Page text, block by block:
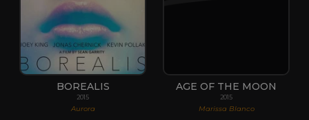
BOREALIS
2015
Aurora
AGE OF THE MOON
2015
Marissa Blanco